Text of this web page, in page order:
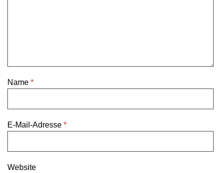
Name *
E-Mail-Adresse *
Website